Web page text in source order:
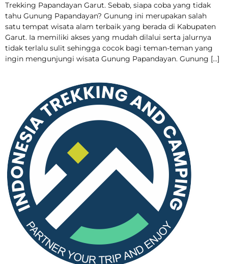
Trekking Papandayan Garut. Sebab, siapa coba yang tidak
tahu Gunung Papandayan? Gunung ini merupakan salah
satu tempat wisata alam terbaik yang berada di Kabupaten
Garut. Ia memiliki akses yang mudah dilalui serta jalurnya
tidak terlalu sulit sehingga cocok bagi teman-teman yang
ingin mengunjungi wisata Gunung Papandayan. Gunung […]